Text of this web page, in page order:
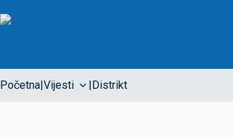
Početna|Vijesti |Distrikt